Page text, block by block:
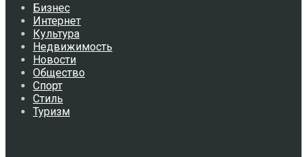
Бизнес
Интернет
Культура
Недвижимость
Новости
Общество
Спорт
Стиль
Туризм